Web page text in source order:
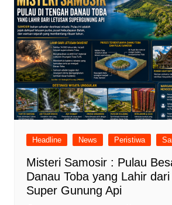
Headline News Peristiwa
Misteri Samosir : Pulau
Danau Toba yang Lahir
Super Gunung Api